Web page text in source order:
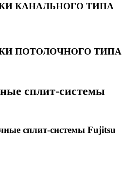
КАНАЛЬНОГО ТИПА
ПОТОЛОЧНОГО ТИПА
сплит-системы
сплит-системы Fujitsu